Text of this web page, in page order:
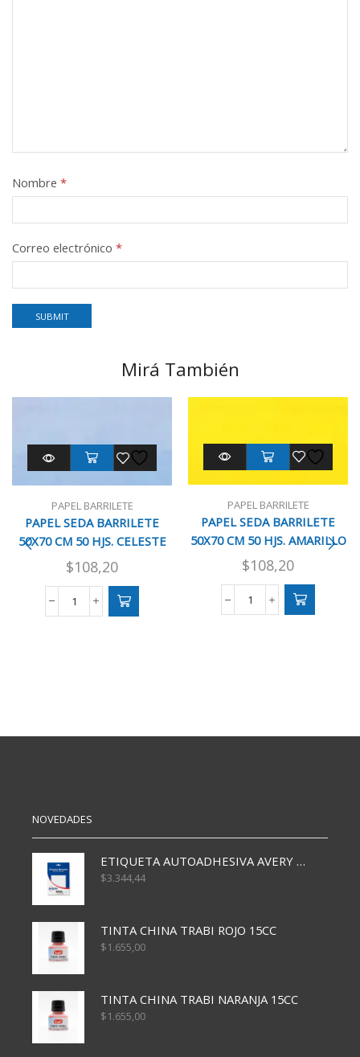
Nombre *
Correo electrónico *
Mirá También
PAPEL BARRILETE
PAPEL SEDA BARRILETE
50X70 CM 50 HJS. CELESTE
$108,20
PAPEL
PAPEL BARRILETE
PAPEL SEDA BARRILETE
50X70 CM 50 HJS. AMARILLO
$108,20
PAPEL
NOVEDADES
ETIQUETA AUTOADHESIVA AVERY 3026 30H 20 X 70
$3.344,44
TINTA CHINA TRABI ROJO 15CC
$1.655,00
TINTA CHINA TRABI NARANJA 15CC
$1.655,00